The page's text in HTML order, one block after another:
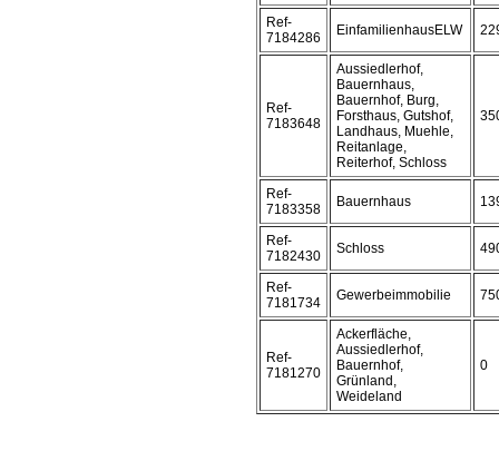
Ref-
7184286
EinfamilienhausELW
Ref-
7183648
Aussiedlerhof,
Bauernhaus,
Bauernhof, Burg,
Forsthaus, Gutshof,
Landhaus, Muehle,
Reitanlage,
Reiterhof, Schloss
Ref-
7183358
Bauernhaus
Ref-
7182430
Schloss
Ref-
7181734
Gewerbeimmobilie
Ref-
7181270
Ackerfläche,
Aussiedlerhof,
Bauernhof,
Grünland,
Weideland
0